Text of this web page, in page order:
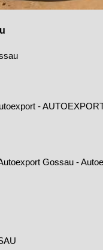
-
Gossau -